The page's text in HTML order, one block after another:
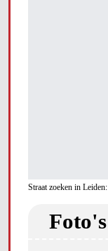
Straat zoeken in Leiden:
Foto's